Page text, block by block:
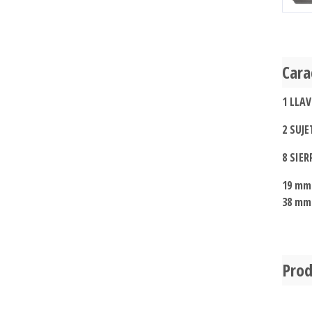
1
2
8
19
38